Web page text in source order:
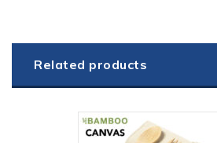
Related products